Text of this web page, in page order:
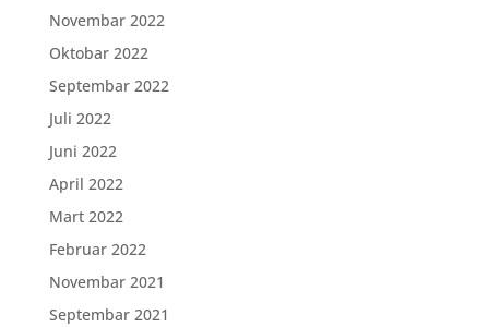
Novembar 2022
Oktobar 2022
Septembar 2022
Juli 2022
Juni 2022
April 2022
Mart 2022
Februar 2022
Novembar 2021
Septembar 2021